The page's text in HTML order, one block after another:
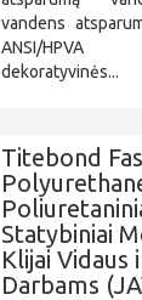
vandens
ANSI/
dekoratyvinės...
Titebond
Statybiniai
Klijai Vidaus
Darbams